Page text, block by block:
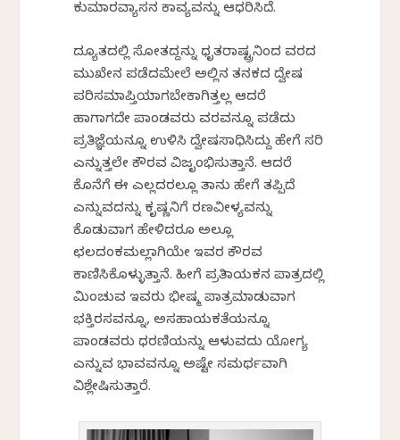
ಕುಮಾರವ್ಯಾಸನ ಕಾವ್ಯವನ್ನು ಆಧರಿಸಿದೆ.
ದ್ಯೂತದಲ್ಲಿ ಸೋತದ್ದನ್ನು ಧೃತರಾಷ್ಟ್ರನಿಂದ ವರದ
ಮುಖೇನ ಪಡೆದಮೇಲೆ ಅಲ್ಲಿನ ತನಕದ ದ್ವೇಷ
ಪರಿಸಮಾಪ್ತಿಯಾಗಬೇಕಾಗಿತ್ತಲ್ಲ ಆದರೆ
ಹಾಗಾಗದೇ ಪಾಂಡವರು ವರವನ್ನೂ ಪಡೆದು
ಪ್ರತಿಜ್ಞೆಯನ್ನೂ ಉಳಿಸಿ ದ್ವೇಷಸಾಧಿಸಿದ್ದು ಹೇಗೆ ಸರಿ
ಎನ್ನುತ್ತಲೇ ಕೌರವ ವಿಜೃಂಭಿಸುತ್ತಾನೆ. ಆದರೆ
ಕೊನೆಗೆ ಈ ಎಲ್ಲದರಲ್ಲೂ ತಾನು ಹೇಗೆ ತಪ್ಪಿದೆ
ಎನ್ನುವದನ್ನು ಕೃಷ್ಣನಿಗೆ ರಣವೀಳ್ಯವನ್ನು
ಕೊಡುವಾಗ ಹೇಳಿದರೂ ಅಲ್ಲೂ
ಛಲದಂಕಮಲ್ಲನಾಗಿಯೇ ಇವರ ಕೌರವ
ಕಾಣಿಸಿಕೊಳ್ಳುತ್ತಾನೆ. ಹೀಗೆ ಪ್ರತಿನಾಯಕನ ಪಾತ್ರದಲ್ಲಿ
ಮಿಂಚುವ ಇವರು ಭೀಷ್ಮ ಪಾತ್ರಮಾಡುವಾಗ
ಭಕ್ತಿರಸವನ್ನೂ, ಅಸಹಾಯಕತೆಯನ್ನೂ
ಪಾಂಡವರು ಧರಣಿಯನ್ನು ಆಳುವದು ಯೋಗ್ಯ
ಎನ್ನುವ ಭಾವವನ್ನೂ ಅಷ್ಟೇ ಸಮರ್ಥವಾಗಿ
ವಿಶ್ಲೇಷಿಸುತ್ತಾರೆ.